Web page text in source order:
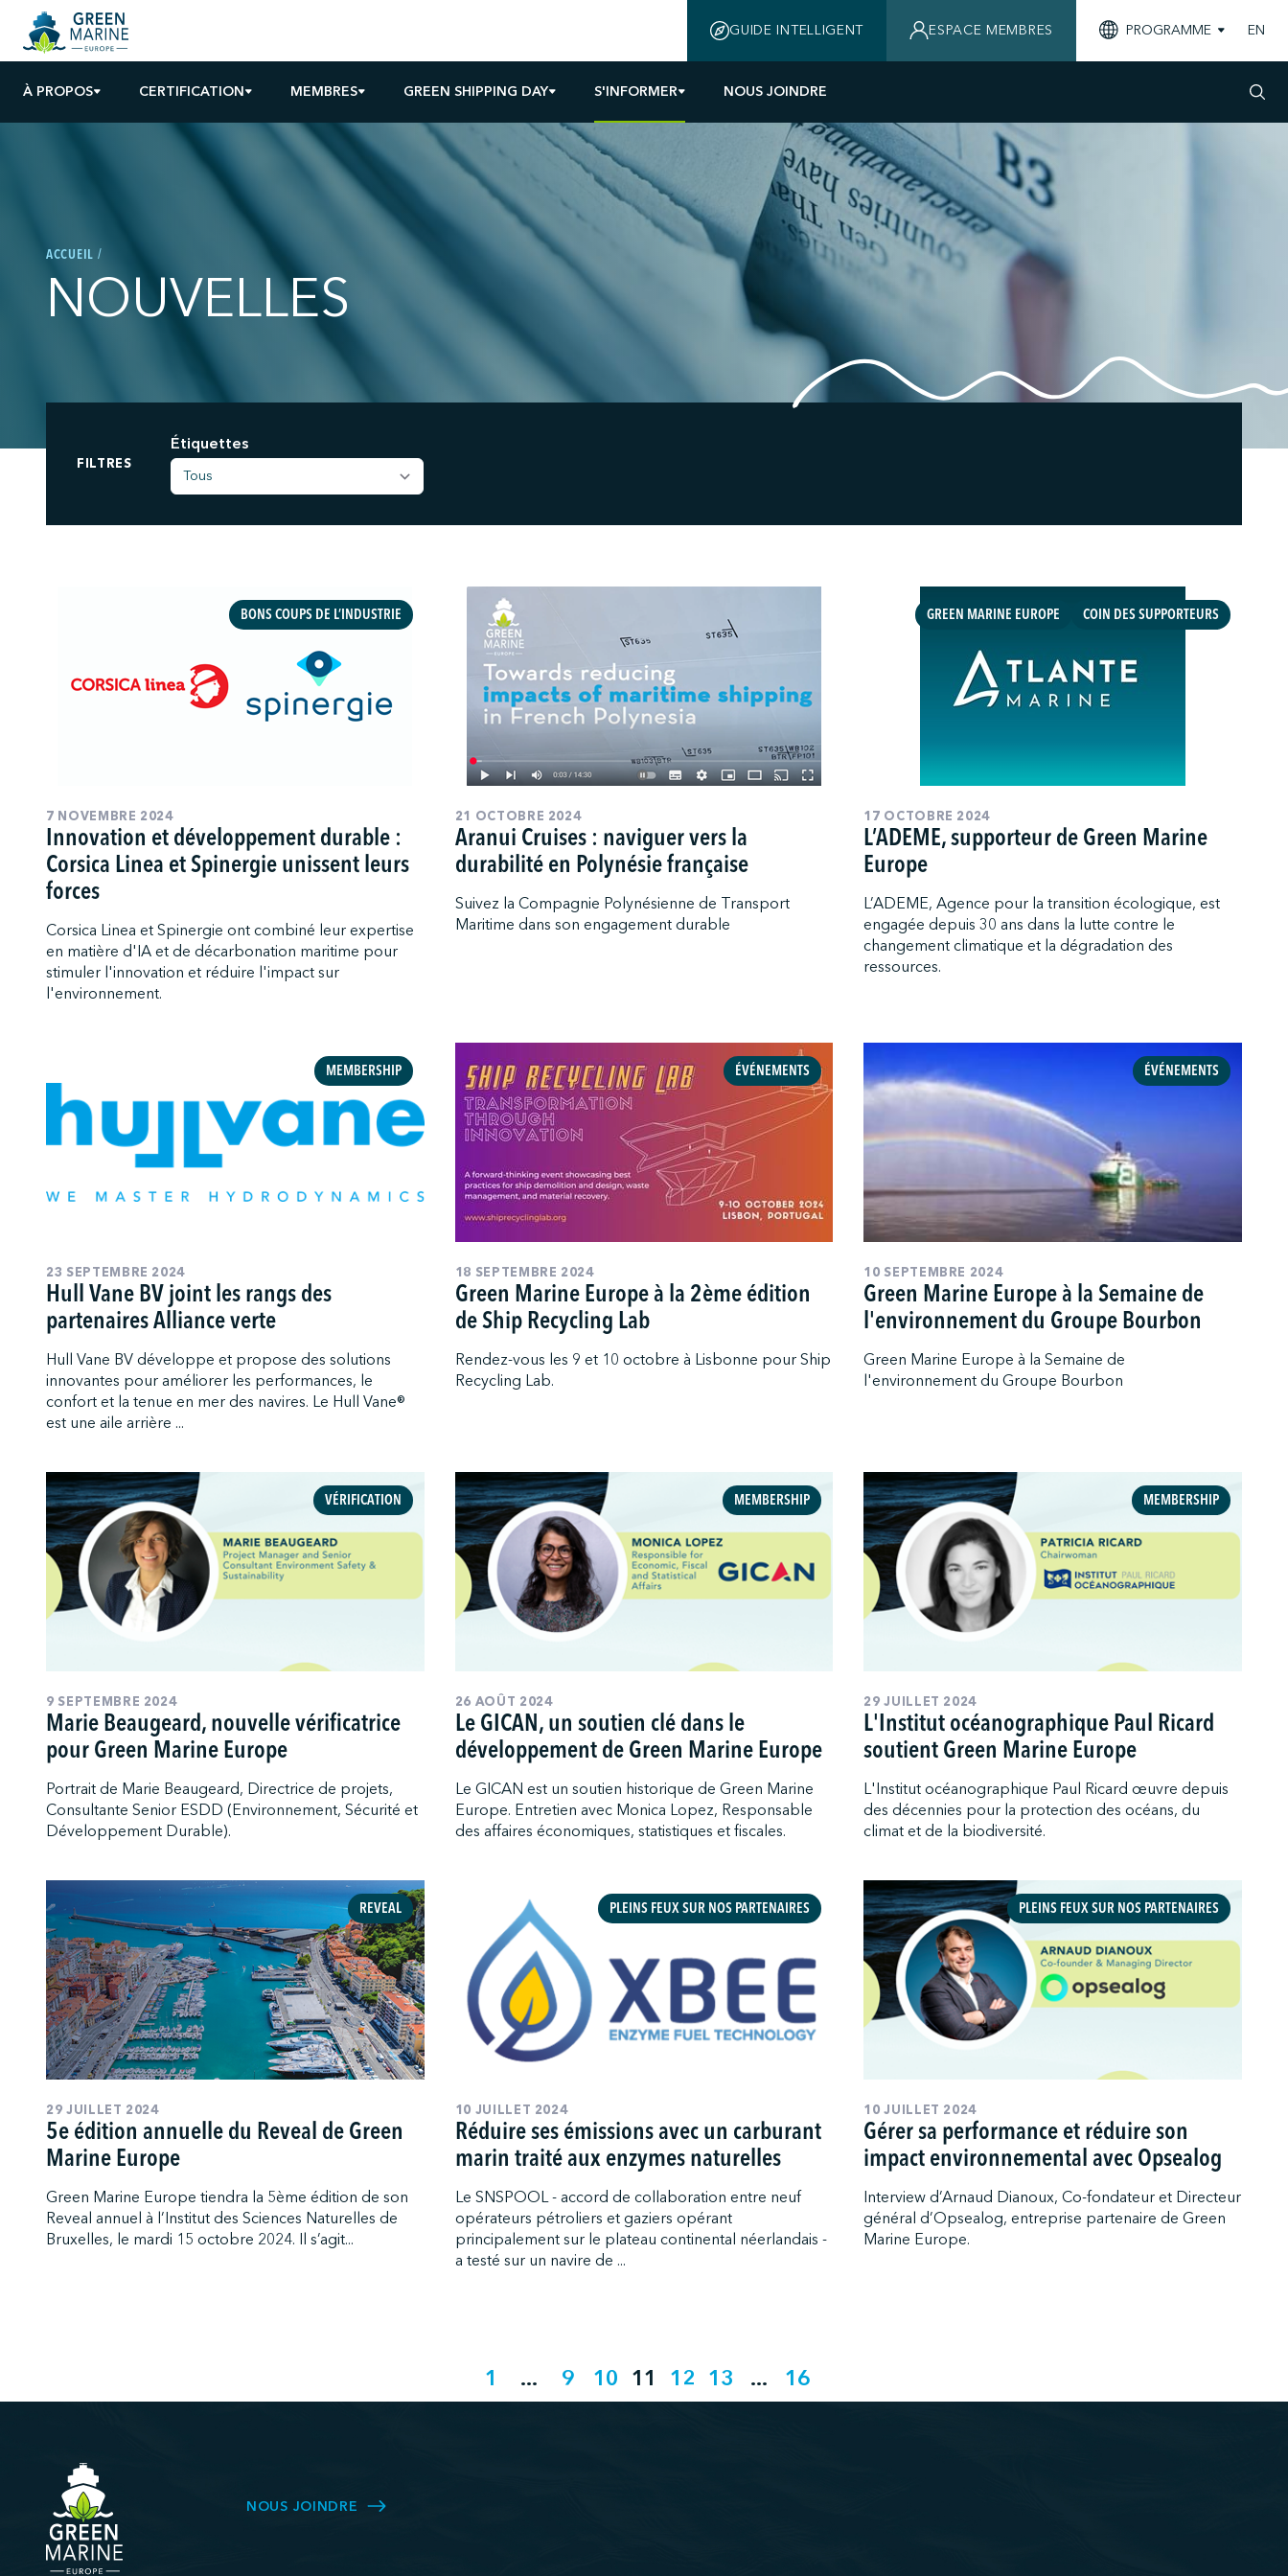
À PROPOS CERTIFICATION MEMBRES GREEN SHIPPING DAY S'INFORMER NOUS JOINDRE
GUIDE INTELLIGENT ESPACE MEMBRES PROGRAMME EN
ACCUEIL
NOUVELLES
FILTRES
Étiquettes
BONS COUPS DE L’INDUSTRIE
7 NOVEMBRE 2024
Innovation et développement durable :
Corsica Linea et Spinergie unissent leurs
forces
Corsica Linea et Spinergie ont combiné leur expertise
en matière d'IA et de décarbonation maritime pour
stimuler l'innovation et réduire l'impact sur
l'environnement.
21 OCTOBRE 2024
Aranui Cruises : naviguer vers la
durabilité en Polynésie française
Suivez la Compagnie Polynésienne de Transport
Maritime dans son engagement durable
GREEN MARINE EUROPE COIN DES SUPPORTEURS
17 OCTOBRE 2024
L’ADEME, supporteur de Green Marine
Europe
L’ADEME, Agence pour la transition écologique, est
engagée depuis 30 ans dans la lutte contre le
changement climatique et la dégradation des
ressources.
MEMBERSHIP
23 SEPTEMBRE 2024
Hull Vane BV joint les rangs des
partenaires Alliance verte
Hull Vane BV développe et propose des solutions
innovantes pour améliorer les performances, le
confort et la tenue en mer des navires. Le Hull Vane®
est une aile arrière ...
ÉVÉNEMENTS
18 SEPTEMBRE 2024
Green Marine Europe à la 2ème édition
de Ship Recycling Lab
Rendez-vous les 9 et 10 octobre à Lisbonne pour Ship
Recycling Lab.
ÉVÉNEMENTS
10 SEPTEMBRE 2024
Green Marine Europe à la Semaine de
l'environnement du Groupe Bourbon
Green Marine Europe à la Semaine de
l'environnement du Groupe Bourbon
VÉRIFICATION
9 SEPTEMBRE 2024
Marie Beaugeard, nouvelle vérificatrice
pour Green Marine Europe
Portrait de Marie Beaugeard, Directrice de projets,
Consultante Senior ESDD (Environnement, Sécurité et
Développement Durable).
MEMBERSHIP
26 AOÛT 2024
Le GICAN, un soutien clé dans le
développement de Green Marine Europe
Le GICAN est un soutien historique de Green Marine
Europe. Entretien avec Monica Lopez, Responsable
des affaires économiques, statistiques et fiscales.
MEMBERSHIP
29 JUILLET 2024
L'Institut océanographique Paul Ricard
soutient Green Marine Europe
L'Institut océanographique Paul Ricard œuvre depuis
des décennies pour la protection des océans, du
climat et de la biodiversité.
REVEAL
29 JUILLET 2024
5e édition annuelle du Reveal de Green
Marine Europe
Green Marine Europe tiendra la 5ème édition de son
Reveal annuel à l’Institut des Sciences Naturelles de
Bruxelles, le mardi 15 octobre 2024. Il s’agit...
PLEINS FEUX SUR NOS PARTENAIRES
10 JUILLET 2024
Réduire ses émissions avec un carburant
marin traité aux enzymes naturelles
Le SNSPOOL - accord de collaboration entre neuf
opérateurs pétroliers et gaziers opérant
principalement sur le plateau continental néerlandais -
a testé sur un navire de ...
PLEINS FEUX SUR NOS PARTENAIRES
10 JUILLET 2024
Gérer sa performance et réduire son
impact environnemental avec Opsealog
Interview d’Arnaud Dianoux, Co-fondateur et Directeur
général d’Opsealog, entreprise partenaire de Green
Marine Europe.
1 ... 9 10 11 12 13 ... 16
NOUS JOINDRE